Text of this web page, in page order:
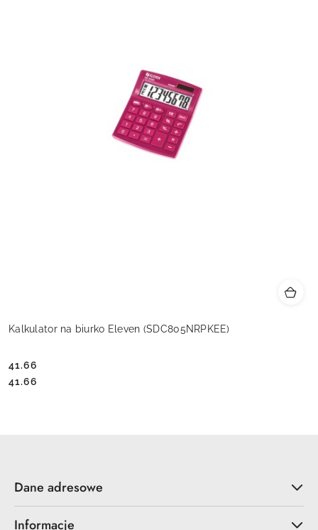
Kalkulator na biurko Eleven (SDC805NRPKEE)
Cena:
41.66
Cena:
41.66
Dane adresowe
Informacje